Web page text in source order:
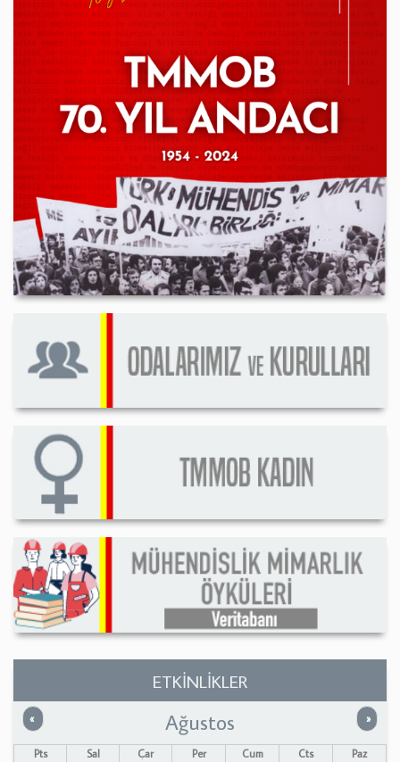
ETKİNLİKLER
« Önceki »
Ağustos
Pts Sal Çar Per Cum Cts
Paz